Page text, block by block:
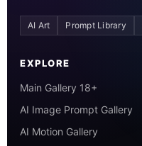
AI Art Prompt Library
EXPLORE
Main Gallery 18+
AI Image Prompt Gallery
AI Motion Gallery